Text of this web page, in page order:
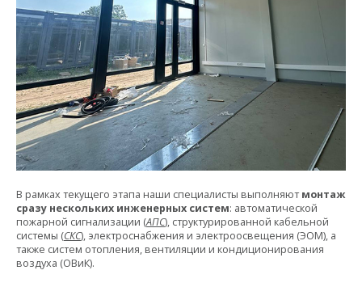
В рамках текущего этапа наши специалисты выполняютмонтаж
сразу нескольких инженерных систем: автоматической
пожарной сигнализации (АПС), структурированной кабельной
системы (СКС), электроснабжения и электроосвещения (ЭОМ), а
также систем отопления, вентиляции и кондиционирования
воздуха (ОВиК).